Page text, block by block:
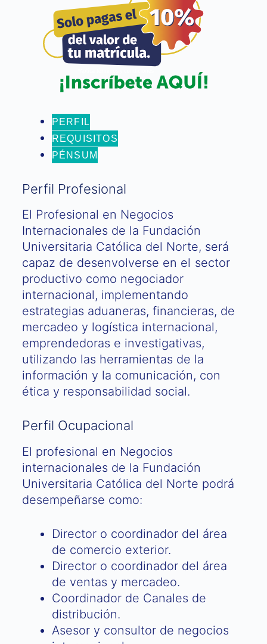
PERFIL
REQUISITOS
PÉNSUM
Perfil Profesional
El Profesional en Negocios
Internacionales de la Fundación
Universitaria Católica del Norte, será
capaz de desenvolverse en el sector
productivo como negociador
internacional, implementando
estrategias aduaneras, financieras, de
mercadeo y logística internacional,
emprendedoras e investigativas,
utilizando las herramientas de la
información y la comunicación, con
ética y responsabilidad social.
Perfil Ocupacional
El profesional en Negocios
internacionales de la Fundación
Universitaria Católica del Norte podrá
desempeñarse como:
Director o coordinador del área
de comercio exterior.
Director o coordinador del área
de ventas y mercadeo.
Coordinador de Canales de
distribución.
Asesor y consultor de negocios